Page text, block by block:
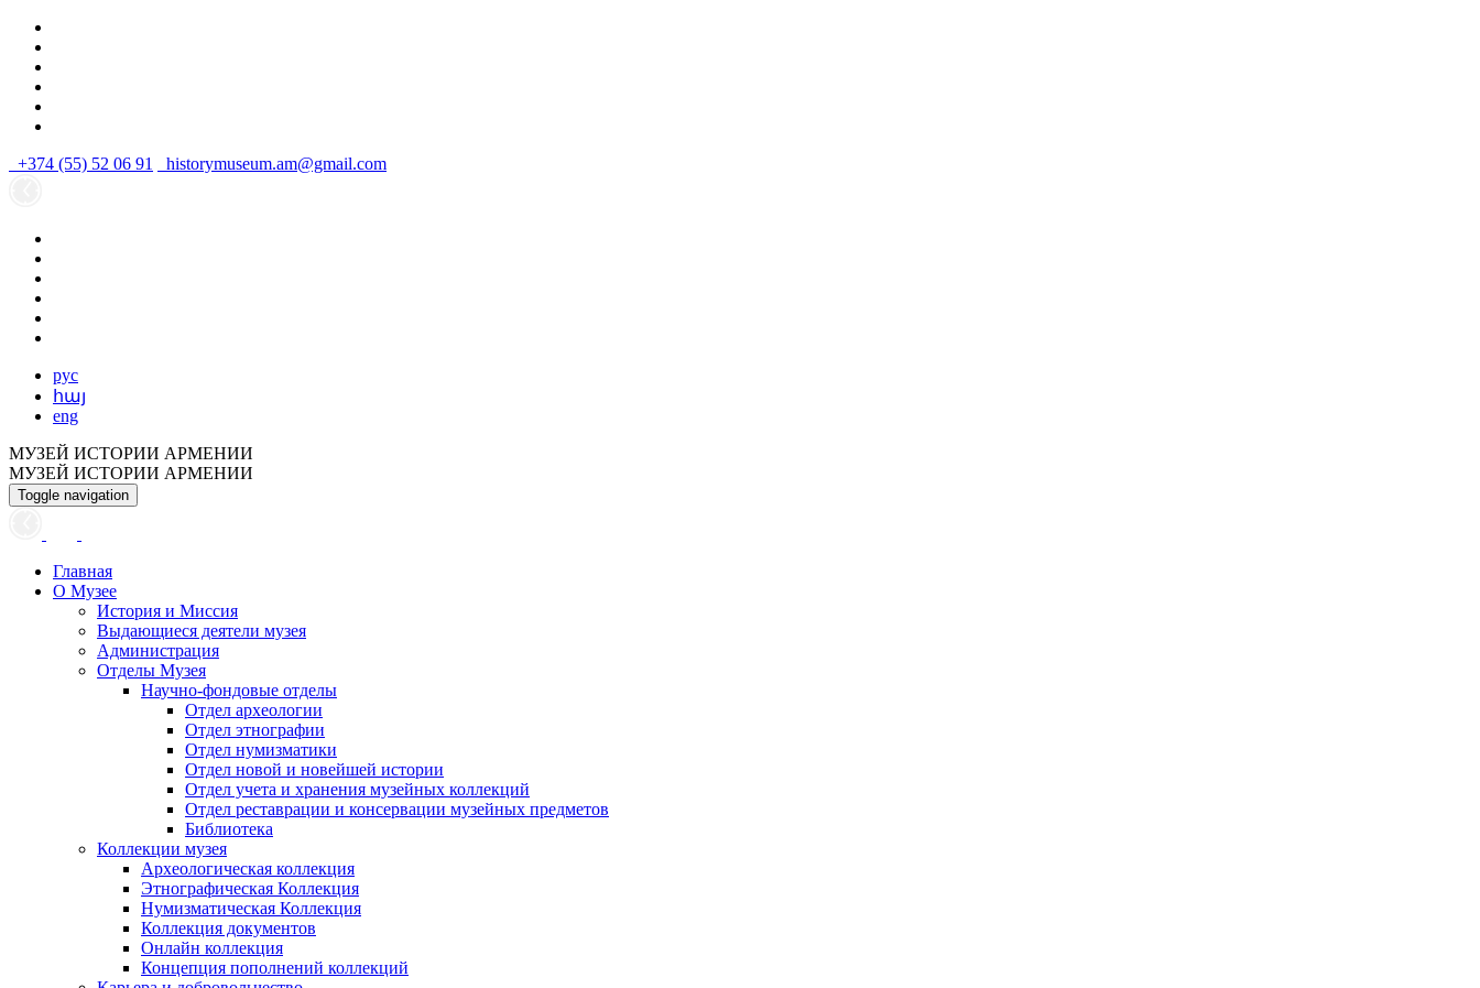
+374 (55) 52 06 91 historymuseum.am@gmail.com
рус
հայ
eng
МУЗЕЙ ИСТОРИИ АРМЕНИИ
МУЗЕЙ ИСТОРИИ АРМЕНИИ
Toggle navigation
Главная
О Музее
История и Миссия
Выдающиеся деятели музея
Администрация
Отделы Музея
Научно-фондовые отделы
Отдел археологии
Отдел этнографии
Отдел нумизматики
Отдел новой и новейшей истории
Отдел учета и хранения музейных коллекций
Отдел реставрации и консервации музейных предметов
Библиотека
Коллекции музея
Археологическая коллекция
Этнографическая Коллекция
Нумизматическая Коллекция
Коллекция документов
Онлайн коллекция
Концепция пополнений коллекций